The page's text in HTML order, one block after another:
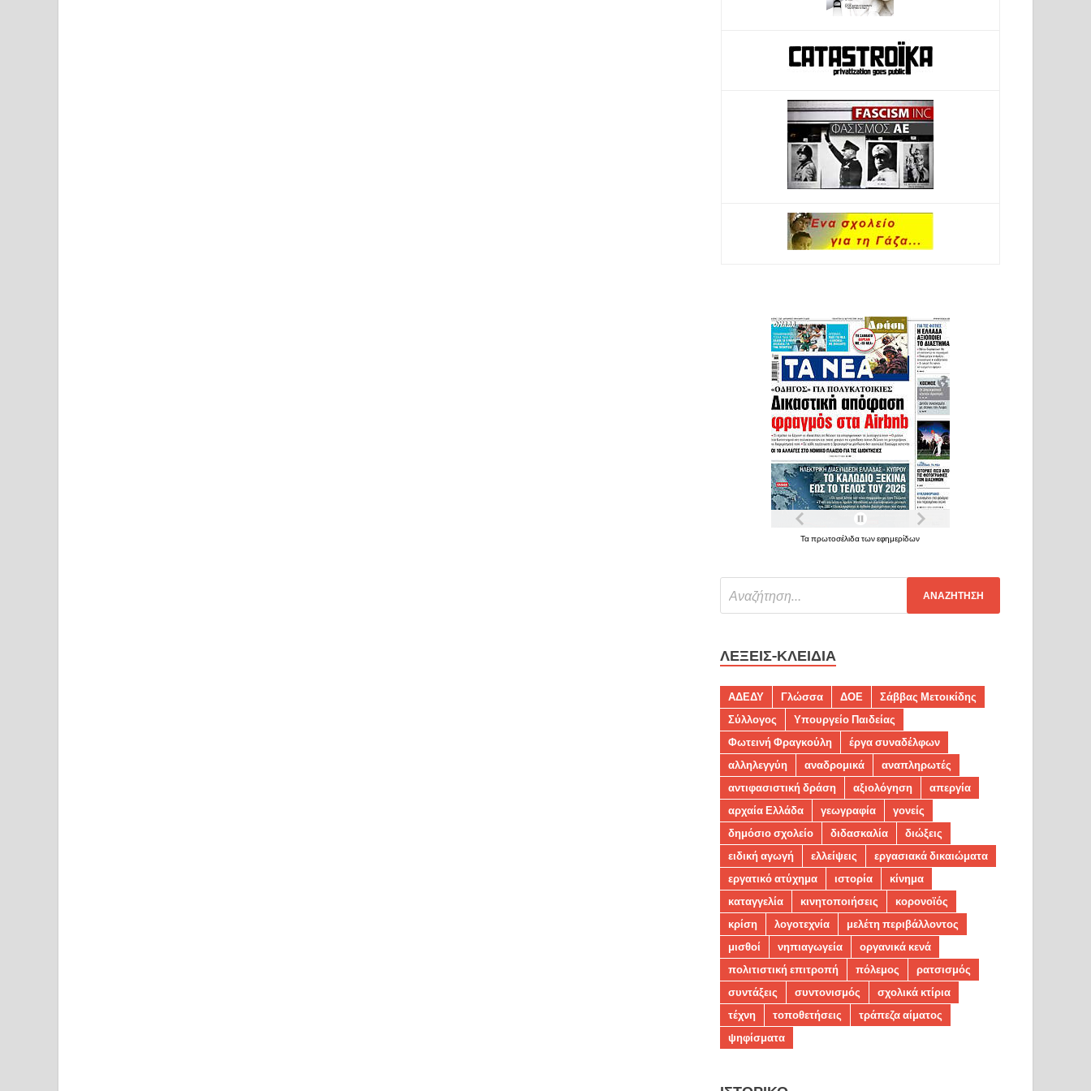
Τα πρωτοσέλιδα των εφημερίδων
ΛΈΞΕΙΣ-ΚΛΕΙΔΙΆ
ΑΔΕΔΥ Γλώσσα ΔΟΕ
Σάββας Μετοικίδης
Σύλλογος
Υπουργείο Παιδείας
Φωτεινή Φραγκούλη
έργα συναδέλφων
αλληλεγγύη
αναδρομικά
αναπληρωτές
αντιφασιστική δράση
αξιολόγηση
απεργία
αρχαία Ελλάδα
γεωγραφία
γονείς
δημόσιο σχολείο
διδασκαλία
διώξεις
ειδική αγωγή
ελλείψεις
εργασιακά δικαιώματα
εργατικό ατύχημα
ιστορία
κίνημα
καταγγελία
κινητοποιήσεις
κορονοϊός
κρίση
λογοτεχνία
μελέτη περιβάλλοντος
μισθοί
νηπιαγωγεία
οργανικά κενά
πολιτιστική επιτροπή
πόλεμος
ρατσισμός
συντάξεις
συντονισμός
σχολικά κτίρια
τέχνη
τοποθετήσεις
τράπεζα αίματος
ψηφίσματα